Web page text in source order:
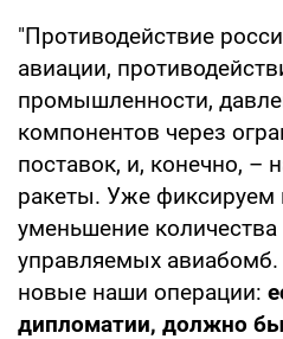
"Противодействие
авиации,
промышленности,
компонентов через
поставок, и, конечно,
ракеты. Уже фиксируем
уменьшение
управляемых авиабомб.
новые наши операции:
дипломатии, должно